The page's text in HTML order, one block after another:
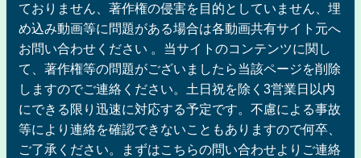
ておりません、著作権の侵害を目的としていません、埋
め込み動画等に問題がある場合は各動画共有サイト元へ
お問い合わせください 。当サイトのコンテンツに関し
て、著作権等の問題がございましたら当該ページを削除
しますのでご連絡ください。土日祝を除く3営業日以内
にできる限り迅速に対応する予定です。不慮による事故
等により連絡を確認できないこともありますので何卒、
ご了承ください。まずはこちらの問い合わせよりご連絡